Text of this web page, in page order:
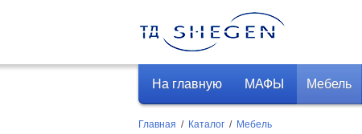
На главную МАФЫ Мебель
Главная / Каталог / Мебель